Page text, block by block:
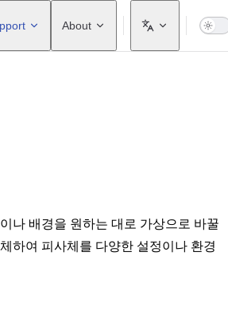
About
나 배경을 원하는 대로 가상으로 바꿀
하여 피사체를 다양한 설정이나 환경